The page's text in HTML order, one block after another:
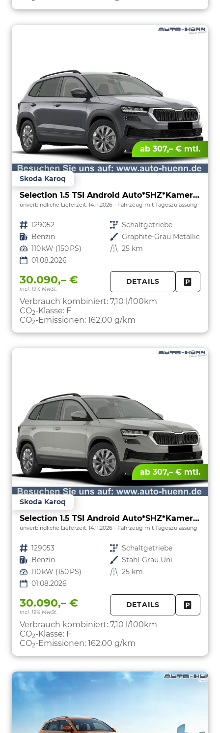
ab 307,– € mtl.
Skoda Karoq
Selection 1.5 TSI Android Auto*SHZ*Kamera*PDC v/h*Klimaauto*SUNSET*LED
unverbindliche Lieferzeit: 14.11.2026 Fahrzeug mit Tageszulassung
Fahrzeugnr. 129052 Getriebe Schaltgetriebe
Kraftstoff Benzin Außenfarbe Graphite-Grau Metallic
Leistung 110 kW (150 PS) Kilometerstand 25 km
01.08.2026
30.090,– €
incl. 19% MwSt.
DETAILS
Verbrauch kombiniert: 7,10 l/100km
CO2-Klasse: F
CO2-Emissionen: 162,00 g/km
ab 307,– € mtl.
Skoda Karoq
Selection 1.5 TSI Android Auto*SHZ*Kamera*PDC v/h*Klimaauto*SUNSET*LED
unverbindliche Lieferzeit: 14.11.2026 Fahrzeug mit Tageszulassung
Fahrzeugnr. 129053 Getriebe Schaltgetriebe
Kraftstoff Benzin Außenfarbe Stahl-Grau Uni
Leistung 110 kW (150 PS) Kilometerstand 25 km
01.08.2026
30.090,– €
incl. 19% MwSt.
DETAILS
Verbrauch kombiniert: 7,10 l/100km
CO2-Klasse: F
CO2-Emissionen: 162,00 g/km